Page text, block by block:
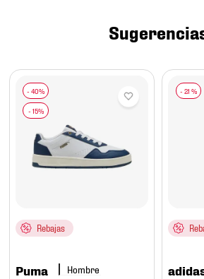
Rebajas
Puma Hombre
- 21 %
10. tenis nike